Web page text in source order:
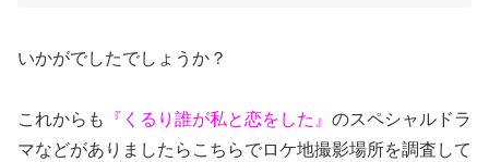
いかがでしたでしょうか？
これからも 『くるり誰が私と恋をした』 のスペシャルドラ
マなどがありましたらこちらでロケ地撮影場所を調査して